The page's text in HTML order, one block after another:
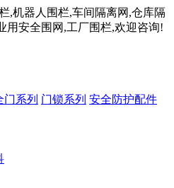
,机器人围栏,车间隔离网,仓库隔
用安全围网,工厂围栏,欢迎咨询!
门系列 门锁系列 安全防护配件